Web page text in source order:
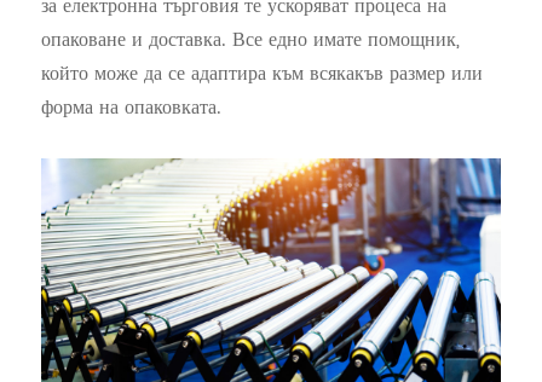
опаковане и доставка. Все едно имате помощник,
който може да се адаптира към всякакъв размер или
форма на опаковката.